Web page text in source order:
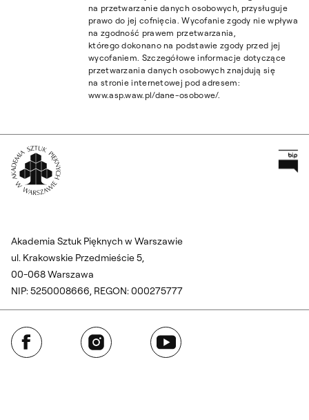
na przetwarzanie danych osobowych, przysługuje
prawo do jej cofnięcia. Wycofanie zgody nie wpływa
na zgodność prawem przetwarzania,
którego dokonano na podstawie zgody przed jej
wycofaniem. Szczegółowe informacje dotyczące
przetwarzania danych osobowych znajdują się
na stronie internetowej pod adresem:
www.asp.waw.pl/dane-osobowe/.
Akademia Sztuk Pięknych w Warszawie
ul. Krakowskie Przedmieście 5,
00-068 Warszawa
NIP: 5250008666, REGON: 000275777
Facebook Instagram YouTube